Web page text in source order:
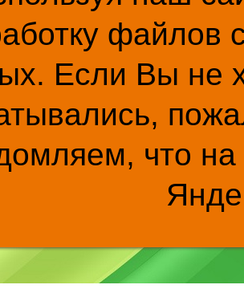
файлов
Если Вы не
что на